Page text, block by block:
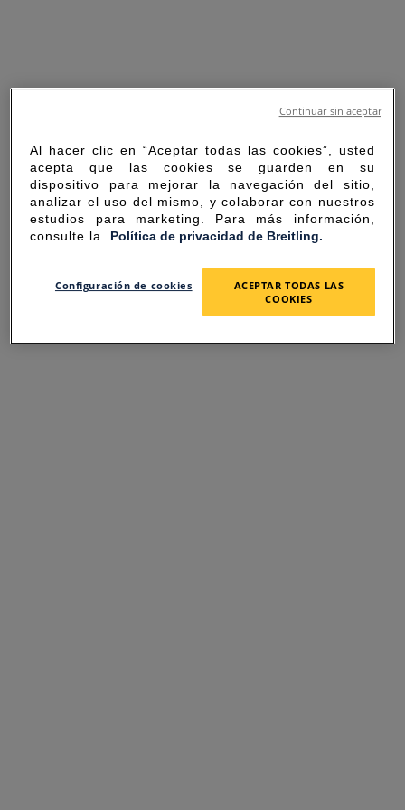
SORRY FOR THE
INCONVENIENCE
Al hacer clic en “Aceptar todas las cookies”, usted
acepta que las cookies se guarden en su
dispositivo para mejorar la navegación del sitio,
analizar el uso del mismo, y colaborar con nuestros
estudios para marketing. Para más información,
consulte la Política de privacidad de Breitling.
Configuración de cookies
ACEPTAR TODAS LAS
COOKIES
Continuar sin aceptar